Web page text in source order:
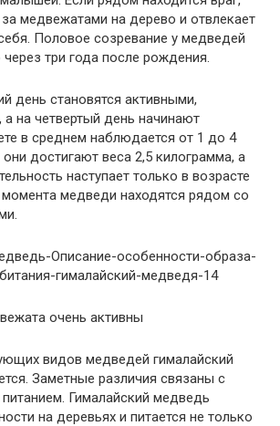
медвежатами на дерево и отвлекает
Половое созревание у медведей
через три года после рождения.
день становятся активными,
а на четвертый день начинают
в среднем наблюдается от 1 до 4
достигают веса 2,5 килограмма, а
наступает только в возрасте
медведи находятся рядом со
очень активны
видов медведей гималайский
Заметные различия связаны с
Гималайский медведь
на деревьях и питается не только